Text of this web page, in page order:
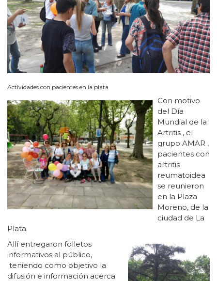
Actividades con pacientes en la plata
Con motivo
del Día
Mundial de la
Artritis , el
grupo AMAR ,
pacientes con
artritis
reumatoidea
se reunieron
en la Plaza
Moreno, de la
ciudad de La
Plata.
Allí entregaron folletos
informativos al público,
teniendo como objetivo la
difusión e información acerca